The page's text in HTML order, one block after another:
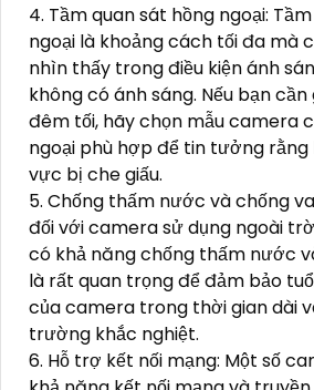
4. Tầm quan sát hồng ngoại:
ngoại là khoảng cách tối đa mà
nhìn thấy trong điều kiện ánh
không có ánh sáng. Nếu bạn
đêm tối, hãy chọn mẫu camera
ngoại phù hợp để tin tưởng rằng
vực bị che giấu.
5. Chống thấm nước và chống
đối với camera sử dụng ngoài
có khả năng chống thấm nước
là rất quan trọng để đảm bảo
của camera trong thời gian dài
trường khắc nghiệt.
6. Hỗ trợ kết nối mạng: Một số